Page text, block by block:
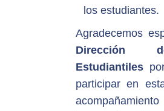
los estudiantes.
Agradecemos
Dirección
Estudiantiles
participar en